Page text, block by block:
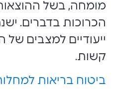
מומחה, בשל
הכרוכות בדברים.
ייעודיים למצבים
קשות.
ביטוח בריאות